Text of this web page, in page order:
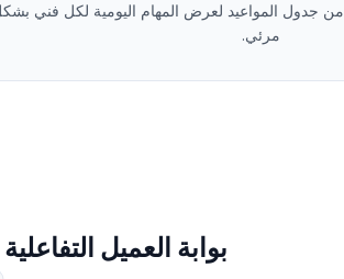
جدول المواعيد لعرض المهام اليومية لكل فني
مرئي.
بوابة العميل التفاعلية